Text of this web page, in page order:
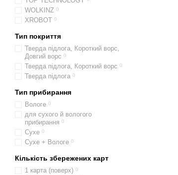
WOLKINZ 0
XROBOT 0
Тип покриття
Тверда підлога, Короткий ворс,
Довгий ворс 0
Тверда підлога, Короткий ворс 0
Тверда підлога 0
Тип прибирання
Вологе 0
для сухого й вологого
прибирання 0
Сухе 0
Сухе + Вологе 0
Кількість збережених карт
1 карта (поверх) 0